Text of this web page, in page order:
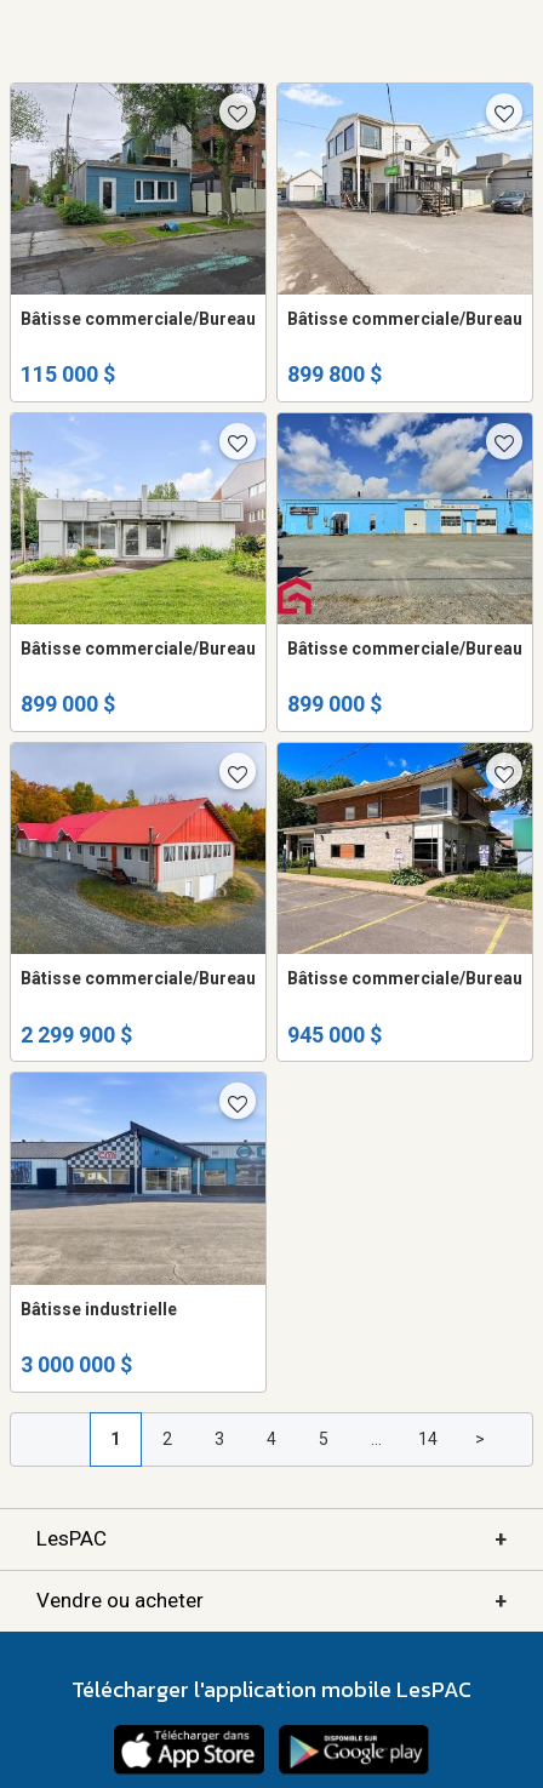
Bâtisse commerciale/Bureau
115 000 $
Bâtisse commerciale/Bureau
899 800 $
Bâtisse commerciale/Bureau
899 000 $
Bâtisse commerciale/Bureau
899 000 $
Bâtisse commerciale/Bureau
2 299 900 $
Bâtisse commerciale/Bureau
945 000 $
Bâtisse industrielle
3 000 000 $
1 2 3 4 5 ... 14 >
LesPAC +
Vendre ou acheter +
Télécharger l'application mobile LesPAC